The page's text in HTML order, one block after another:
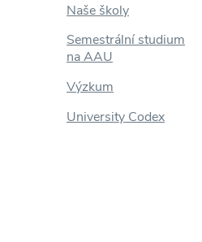
Naše školy
Semestrální studium
na AAU
Výzkum
University Codex